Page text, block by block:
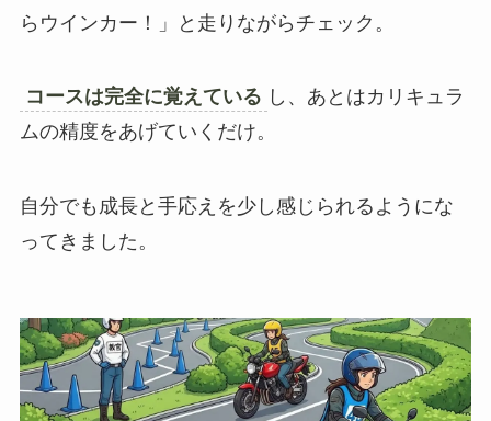
らウインカー！」と走りながらチェック。
コースは完全に覚えている し、あとはカリキュラ
ムの精度をあげていくだけ。
自分でも成長と手応えを少し感じられるようにな
ってきました。